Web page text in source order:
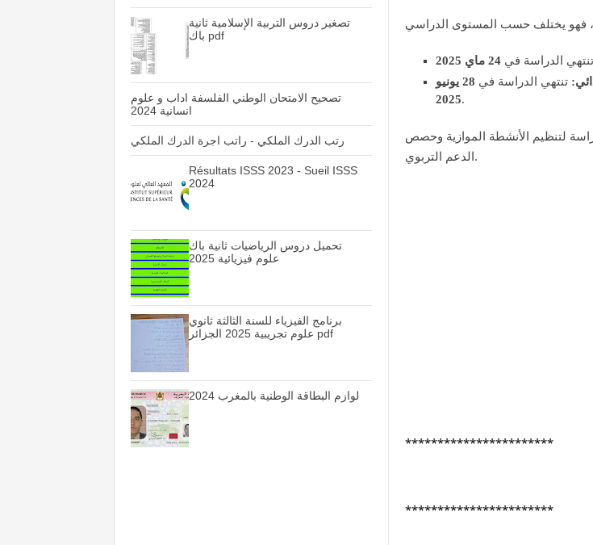
تنتهي الدراسة في24 ماي 2025
تنتهي الدراسة في
28 يونيو
2025.
لتنظيم الأنشطة الموازية وحصص
الدعم التربوي.
***********************
***********************
تصغير دروس التربية الإسلامية ثانية
باك pdf
تصحيح الامتحان الوطني الفلسفة اداب و علوم
انسانية 2024
رتب الدرك الملكي - راتب اجرة الدرك الملكي
Résultats ISSS 2023 - Sueil ISSS
2024
تحميل دروس الرياضيات ثانية باك
علوم فيزيائية 2025
برنامج الفيزياء للسنة الثالثة ثانوي
علوم تجريبية 2025 الجزائر pdf
لوازم البطاقة الوطنية بالمغرب 2024